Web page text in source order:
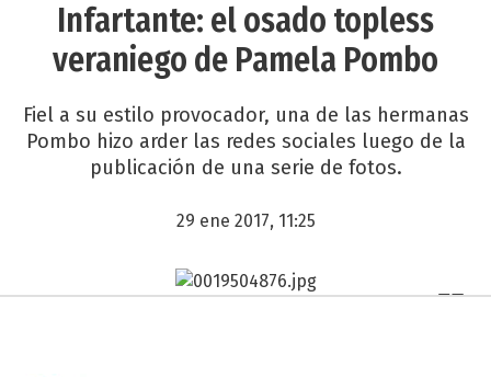
Infartante: el osado topless
veraniego de Pamela Pombo
Fiel a su estilo provocador, una de las hermanas
Pombo hizo arder las redes sociales luego de la
publicación de una serie de fotos.
29 ene 2017, 11:25